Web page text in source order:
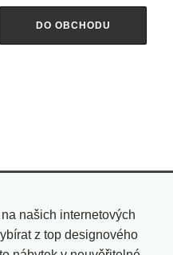
DO OBCHODU
našich internetových
z top designového